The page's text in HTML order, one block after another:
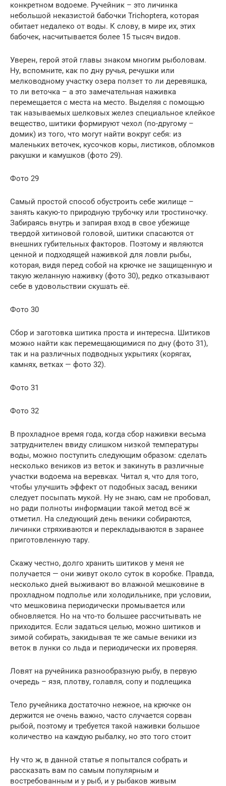
конкретном водоеме. Ручейник – это личинка
небольшой неказистой бабочки Trichoptera, которая
обитает недалеко от воды. К слову, в мире их, этих
бабочек, насчитывается более 15 тысяч видов.
Уверен, герой этой главы знаком многим рыболовам.
Ну, вспомните, как по дну ручья, речушки или
мелководному участку озера ползет то ли деревяшка,
то ли веточка – а это замечательная наживка
перемещается с места на место. Выделяя с помощью
так называемых шелковых желез специальное клейкое
вещество, шитики формируют чехол (по-другому –
домик) из того, что могут найти вокруг себя: из
маленьких веточек, кусочков коры, листиков, обломков
ракушки и камушков (фото 29).
Фото 29
Самый простой способ обустроить себе жилище –
занять какую-то природную трубочку или тростиночку.
Забираясь внутрь и запирая вход в свое убежище
твердой хитиновой головой, шитики спасаются от
внешних губительных факторов. Поэтому и являются
ценной и подходящей наживкой для ловли рыбы,
которая, видя перед собой на крючке не защищенную и
такую желанную наживку (фото 30), редко отказывают
себе в удовольствии скушать её.
Фото 30
Сбор и заготовка шитика проста и интересна. Шитиков
можно найти как перемещающимися по дну (фото 31),
так и на различных подводных укрытиях (корягах,
камнях, ветках — фото 32).
Фото 31
Фото 32
В прохладное время года, когда сбор наживки весьма
затруднителен ввиду слишком низкой температуры
воды, можно поступить следующим образом: сделать
несколько веников из веток и закинуть в различные
участки водоема на веревках. Читал я, что для того,
чтобы улучшить эффект от подобных засад, веники
следует посыпать мукой. Ну не знаю, сам не пробовал,
но ради полноты информации такой метод всё ж
отметил. На следующий день веники собираются,
личинки стряхиваются и перекладываются в заранее
приготовленную тару.
Скажу честно, долго хранить шитиков у меня не
получается — они живут около суток в коробке. Правда,
несколько дней выживают во влажной мешковине в
прохладном подполье или холодильнике, при условии,
что мешковина периодически промывается или
обновляется. Но на что-то большее рассчитывать не
приходится. Если задаться целью, можно шитиков и
зимой собирать, закидывая те же самые веники из
веток в лунки со льда и периодически их проверяя.
Ловят на ручейника разнообразную рыбу, в первую
очередь – язя, плотву, голавля, сопу и подлещика
Тело ручейника достаточно нежное, на крючке он
держится не очень важно, часто случается сорван
рыбой, поэтому и требуется такой наживки большое
количество на каждую рыбалку, но это того стоит
Ну что ж, в данной статье я попытался собрать и
рассказать вам по самым популярным и
востребованным и у рыб, и у рыбаков живым